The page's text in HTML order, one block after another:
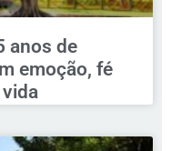
anos de
emoção, fé